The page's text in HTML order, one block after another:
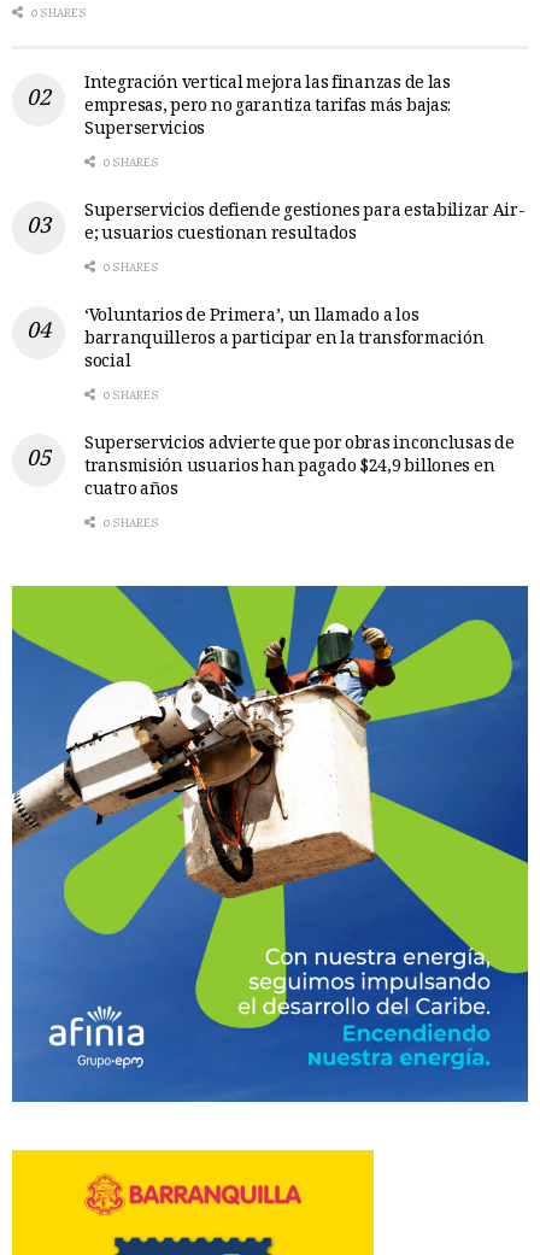
0 SHARES
Integración vertical mejora las finanzas de las
empresas, pero no garantiza tarifas más bajas:
Superservicios
0 SHARES
Superservicios defiende gestiones para estabilizar Air-
e; usuarios cuestionan resultados
0 SHARES
‘Voluntarios de Primera’, un llamado a los
barranquilleros a participar en la transformación
social
0 SHARES
Superservicios advierte que por obras inconclusas de
transmisión usuarios han pagado $24,9 billones en
cuatro años
0 SHARES